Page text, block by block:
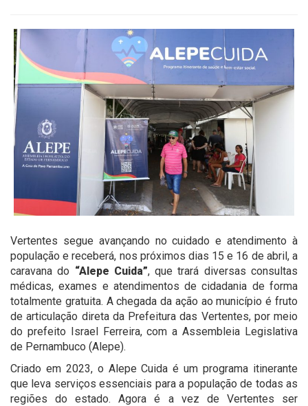
Vertentes segue avançando no cuidado e atendimento à
população e receberá, nos próximos dias 15 e 16 de abril, a
caravana do “Alepe Cuida”, que trará diversas consultas
médicas, exames e atendimentos de cidadania de forma
totalmente gratuita. A chegada da ação ao município é fruto
de articulação direta da Prefeitura das Vertentes, por meio
do prefeito Israel Ferreira, com a Assembleia Legislativa
de Pernambuco (Alepe).
Criado em 2023, o Alepe Cuida é um programa itinerante
que leva serviços essenciais para a população de todas as
regiões do estado. Agora é a vez de Vertentes ser